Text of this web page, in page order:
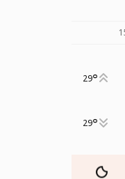
29°
29°